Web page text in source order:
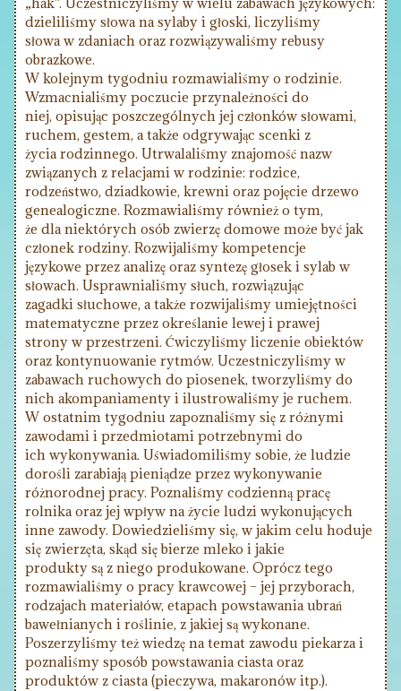
„hak”. Uczestniczyliśmy w wielu zabawach językowych:
dzieliliśmy słowa na sylaby i głoski, liczyliśmy
słowa w zdaniach oraz rozwiązywaliśmy rebusy
obrazkowe.
W kolejnym tygodniu rozmawialiśmy o rodzinie.
Wzmacnialiśmy poczucie przynależności do
niej, opisując poszczególnych jej członków słowami,
ruchem, gestem, a także odgrywając scenki z
życia rodzinnego. Utrwalaliśmy znajomość nazw
związanych z relacjami w rodzinie: rodzice,
rodzeństwo, dziadkowie, krewni oraz pojęcie drzewo
genealogiczne. Rozmawialiśmy również o tym,
że dla niektórych osób zwierzę domowe może być jak
członek rodziny. Rozwijaliśmy kompetencje
językowe przez analizę oraz syntezę głosek i sylab w
słowach. Usprawnialiśmy słuch, rozwiązując
zagadki słuchowe, a także rozwijaliśmy umiejętności
matematyczne przez określanie lewej i prawej
strony w przestrzeni. Ćwiczyliśmy liczenie obiektów
oraz kontynuowanie rytmów. Uczestniczyliśmy w
zabawach ruchowych do piosenek, tworzyliśmy do
nich akompaniamenty i ilustrowaliśmy je ruchem.
W ostatnim tygodniu zapoznaliśmy się z różnymi
zawodami i przedmiotami potrzebnymi do
ich wykonywania. Uświadomiliśmy sobie, że ludzie
dorośli zarabiają pieniądze przez wykonywanie
różnorodnej pracy. Poznaliśmy codzienną pracę
rolnika oraz jej wpływ na życie ludzi wykonujących
inne zawody. Dowiedzieliśmy się, w jakim celu hoduje
się zwierzęta, skąd się bierze mleko i jakie
produkty są z niego produkowane. Oprócz tego
rozmawialiśmy o pracy krawcowej – jej przyborach,
rodzajach materiałów, etapach powstawania ubrań
bawełnianych i roślinie, z jakiej są wykonane.
Poszerzyliśmy też wiedzę na temat zawodu piekarza i
poznaliśmy sposób powstawania ciasta oraz
produktów z ciasta (pieczywa, makaronów itp.).